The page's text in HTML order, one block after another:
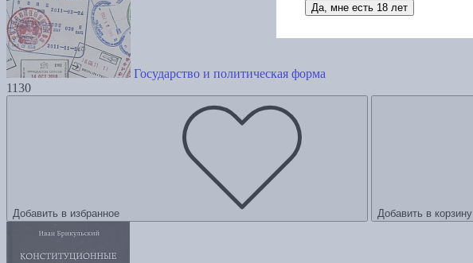
Государство и политическая форма
1130
Добавить в избранное Добавить в корзину
Да, мне есть 18 лет